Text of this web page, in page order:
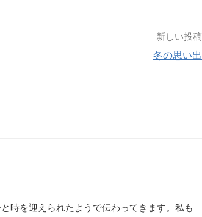
新しい投稿
冬の思い出
時を迎えられたようで伝わってきます。私も